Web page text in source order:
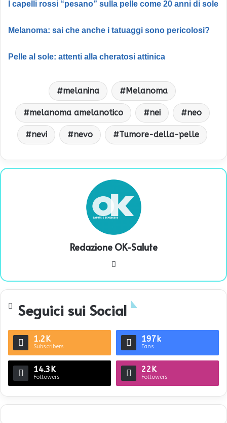
I capelli rossi “pesano” sulla pelle come 20 anni di sole
Melanoma: sai che anche i tatuaggi sono pericolosi?
Pelle al sole: attenti alla cheratosi attinica
melanina Melanoma
melanoma amelanotico nei neo
nevi nevo Tumore-della-pelle
Redazione OK-Salute
te
Seguici sui Social
1.2K
Subscribers
197k
Fans
14.3K
Followers
22K
Followers